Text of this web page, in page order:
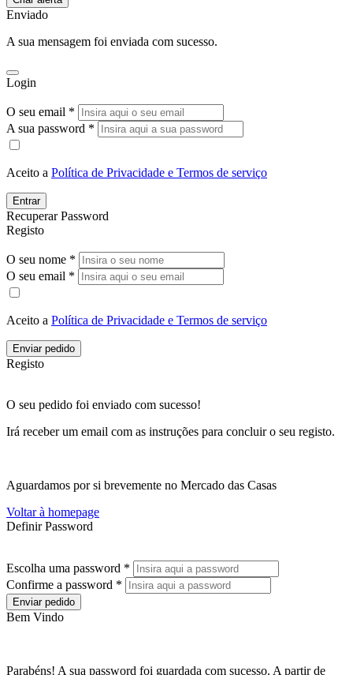
Enviado
A sua mensagem foi enviada com sucesso.
Login
O seu email *
A sua password *
Aceito a Política de Privacidade e Termos de serviço
Entrar
Recuperar Password
Registo
O seu nome *
O seu email *
Aceito a Política de Privacidade e Termos de serviço
Enviar pedido
Registo
O seu pedido foi enviado com sucesso!
Irá receber um email com as instruções para concluir o seu registo.
Aguardamos por si brevemente no Mercado das Casas
Voltar à homepage
Definir Password
Escolha uma password *
Confirme a password *
Enviar pedido
Bem Vindo
Parabéns! A sua password foi guardada com sucesso. A partir de